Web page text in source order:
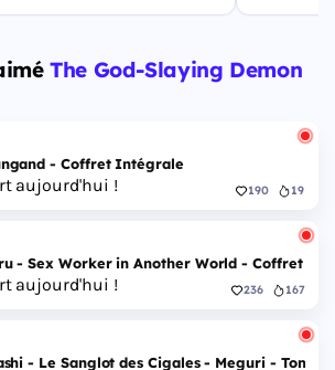
The God-Slaying Demon
- Coffret Intégrale
aujourd'hui ! 190 19
- Sex Worker in Another World - Coffret
aujourd'hui ! 236 167
- Le Sanglot des Cigales - Meguri - Tome 5